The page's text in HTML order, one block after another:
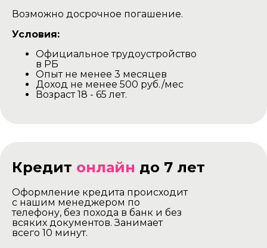
Кредит онлайн до 7 лет
Оформление кредита происходит
с нашим менеджером по
телефону, без похода в банк и без
всяких документов. Занимает
всего 10 минут.
Возможно досрочное погашение.
Условия:
Официальное трудоустройство
в РБ
Опыт не менее 3 месяцев
Доход не менее 500 руб./мес
Возраст 18 - 65 лет.